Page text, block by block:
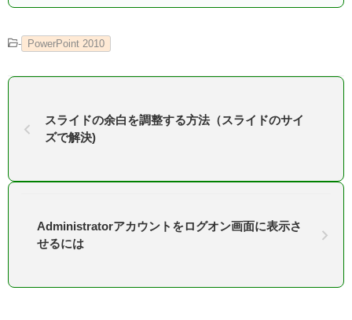
- PowerPoint 2010
スライドの余白を調整する方法（スライドのサイ
ズで解決)
Administratorアカウントをログオン画面に表示さ
せるには